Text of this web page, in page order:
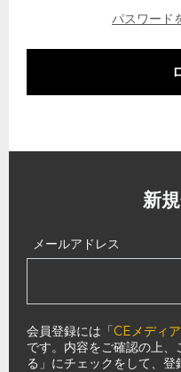
パスワード
新
メールアドレス
会員登録には「CEメディ
です。内容をご確認の上
る」にチェックをして、登